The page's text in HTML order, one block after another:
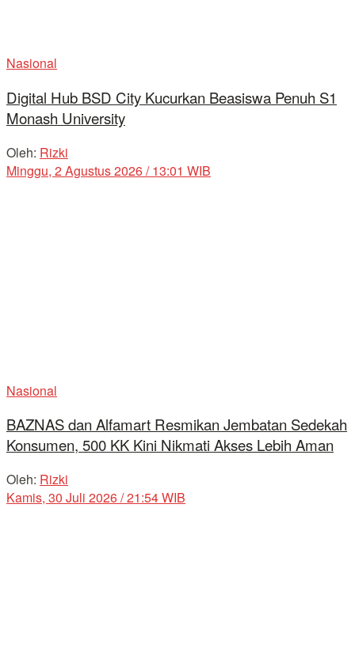
Nasional
Digital Hub BSD City Kucurkan Beasiswa Penuh S1
Monash University
Oleh: Rizki
Minggu, 2 Agustus 2026 / 13:01 WIB
Nasional
BAZNAS dan Alfamart Resmikan Jembatan Sedekah
Konsumen, 500 KK Kini Nikmati Akses Lebih Aman
Oleh: Rizki
Kamis, 30 Juli 2026 / 21:54 WIB